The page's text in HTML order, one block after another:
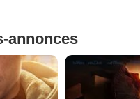
annonces